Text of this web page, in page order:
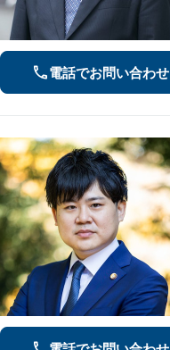
電話でお問い合わせ